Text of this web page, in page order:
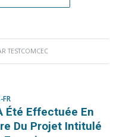
TESTCOMCEC
FR
Été Effectuée En
Du Projet Intitulé